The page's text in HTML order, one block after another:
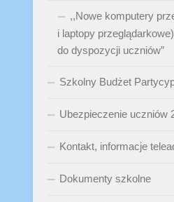
,,Nowe komputery
i laptopy
do dyspozycji uczniów”
Szkolny Budżet
Ubezpieczenie uczniów
Kontakt, informacje
Dokumenty szkolne